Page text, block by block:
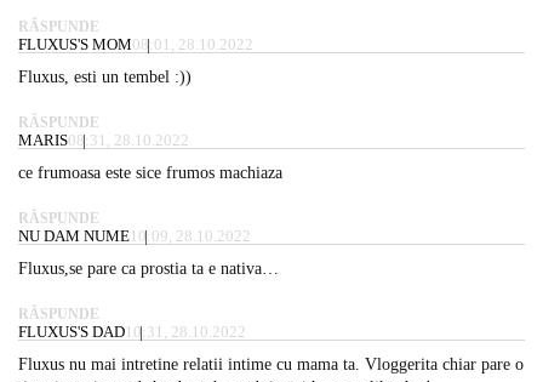
RĂSPUNDE
FLUXUS'S MOM08:01, 28.10.2022
Fluxus, esti un tembel :))
RĂSPUNDE
MARIS08:31, 28.10.2022
ce frumoasa este sice frumos machiaza
RĂSPUNDE
NU DAM NUME10:09, 28.10.2022
Fluxus,se pare ca prostia ta e nativa…
RĂSPUNDE
FLUXUS'S DAD10:31, 28.10.2022
Fluxus nu mai intretine relatii intime cu mama ta. Vloggerita chiar pare o